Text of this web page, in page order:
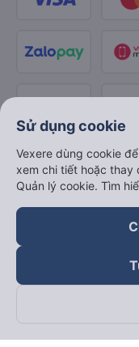
Theo dõi chúng
Sử dụng cookie
Vexere dùng cookie
xem chi tiết hoặc thay
Quản lý cookie. Tìm